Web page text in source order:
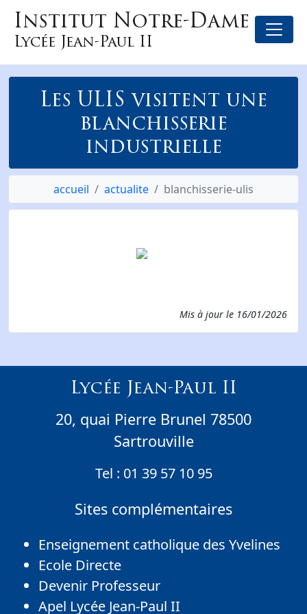
Institut Notre-Dame
Lycée Jean-Paul II
Les ULIS visitent une
blanchisserie
industrielle
accueil actualite blanchisserie-ulis
Mis à jour le 16/01/2026
Sites complémentaires
Enseignement catholique des Yvelines
Ecole Directe
Devenir Professeur
Apel Lycée Jean-Paul II
Lycée Jean-Paul II
20, quai Pierre Brunel 78500
Sartrouville
Tel : 01 39 57 10 95